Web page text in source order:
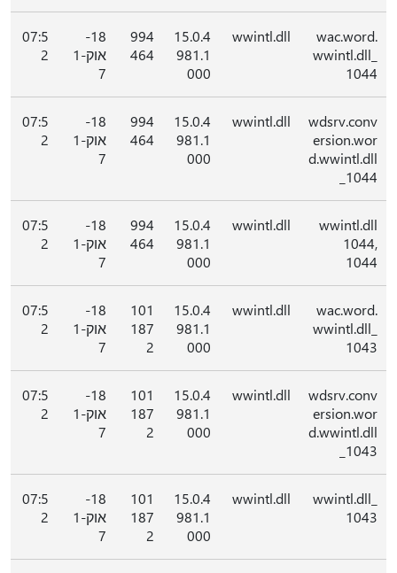
wac.word.
wwintl.dll_
1044
wwintl.dll
15.0.4
981.1
000
994
464
18-
אוק-1
7
07:5
2
wdsrv.conv
ersion.wor
d.wwintl.dll
_1044
wwintl.dll
15.0.4
981.1
000
994
464
18-
אוק-1
7
07:5
2
wwintl.dll
1044,
1044
wwintl.dll
15.0.4
981.1
000
994
464
18-
אוק-1
7
07:5
2
wac.word.
wwintl.dll_
1043
wwintl.dll
15.0.4
981.1
000
101
187
2
18-
אוק-1
7
07:5
2
wdsrv.conv
ersion.wor
d.wwintl.dll
_1043
wwintl.dll
15.0.4
981.1
000
101
187
2
18-
אוק-1
7
07:5
2
wwintl.dll_
1043
wwintl.dll
15.0.4
981.1
000
101
187
2
18-
אוק-1
7
07:5
2